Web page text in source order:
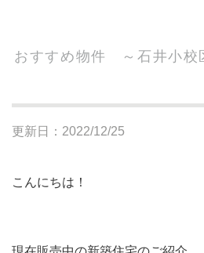
おすすめ物件 ～石井小校
更新日：2022/12/25
こんにちは！